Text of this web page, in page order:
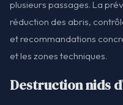
plusieurs passages. La
réduction des abris,
et recommandations
et les zones techniques.
Destruction nids